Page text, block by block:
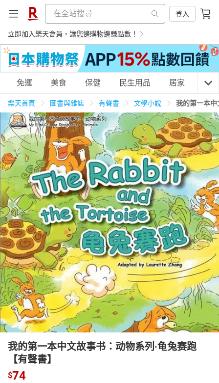
登入
立即加入樂天會員，讓您邊購物邊賺點數！
購物網分類
天天免運 美食蛋糕 養生保健 民生用品
居家生活 3C家電 運動休閒 親子玩具
女裝 男裝 化妝保養 情趣用品
日本購物 電子/紙本書
HOT
免運 美食 保健 民生用品 居家 3C
樂天首頁 圖書與雜誌 有聲書 文學小說 我的第一本中
我的第一本中文故事书：动物系列·龟兔赛跑
【有聲書】
$74